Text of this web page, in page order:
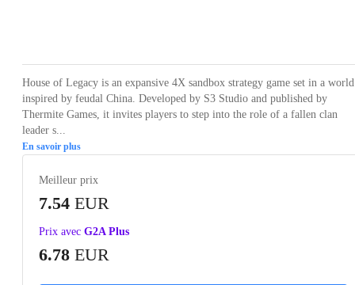
House of Legacy is an expansive 4X sandbox strategy game set in a world
inspired by feudal China. Developed by S3 Studio and published by
Thermite Games, it invites players to step into the role of a fallen clan
leader s...
En savoir plus
Meilleur prix
7.54 EUR
Prix avec G2A Plus
6.78 EUR